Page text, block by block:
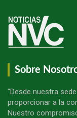
Sobre
"Desde nuestra
proporcionar a la
Nuestro